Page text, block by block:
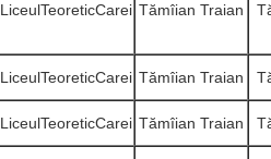
LiceulTeoreticCarei Tămîian Traian
LiceulTeoreticCarei Tămîian Traian
LiceulTeoreticCarei Tămîian Traian